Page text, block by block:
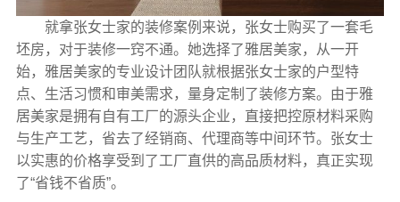
就拿张女士家的装修案例来说，张女士购买了一套毛
坯房，对于装修一窍不通。她选择了雅居美家，从一开
始，雅居美家的专业设计团队就根据张女士家的户型特
点、生活习惯和审美需求，量身定制了装修方案。由于雅
居美家是拥有自有工厂的源头企业，直接把控原材料采购
与生产工艺，省去了经销商、代理商等中间环节。张女士
以实惠的价格享受到了工厂直供的高品质材料，真正实现
了“省钱不省质”。